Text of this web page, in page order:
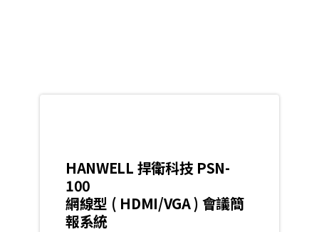
HANWELL 捍衛科技 PSN-
100
網線型 ( HDMI/VGA ) 會議簡
報系統